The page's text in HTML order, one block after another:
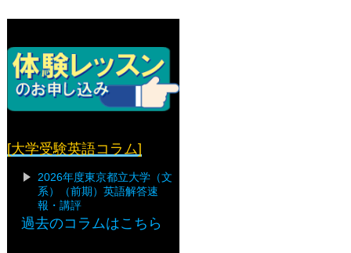
[大学受験英語コラム]
2026年度東京都立大学（文
系）（前期）英語解答速
報・講評
過去のコラムはこちら